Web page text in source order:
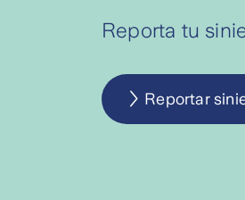
Reporta tu
Reportar